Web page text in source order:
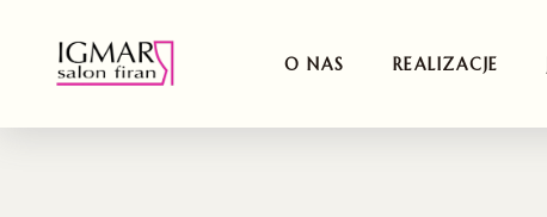
O NAS REALIZACJE